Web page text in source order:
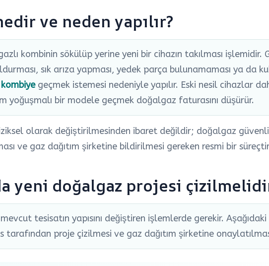
ve neden yapılır?
kombinin sökülüp yerine yeni bir cihazın takılması işlemidir.
sık arıza yapması, yedek parça bulunamaması ya da
geçmek istemesi nedeniyle yapılır. Eski nesil cihazlar
yoğuşmalı bir modele geçmek doğalgaz faturasını düşürür.
olarak değiştirilmesinden ibaret değildir; doğalgaz
ve gaz dağıtım şirketine bildirilmesi gereken resmi bir
yeni doğalgaz projesi
tesisatın yapısını değiştiren işlemlerde gerekir. Aşağıdaki
proje çizilmesi ve gaz dağıtım şirketine